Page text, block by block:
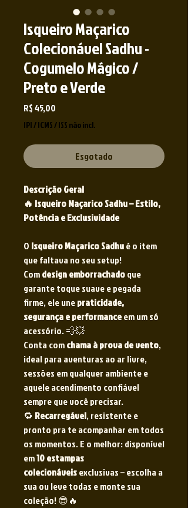
Isqueiro Maçarico
Colecionável Sadhu -
Cogumelo Mágico /
Preto e Verde
R$ 45,00
IPI / ICMS / ISS não incl.
Esgotado
Descrição Geral
🔥 Isqueiro Maçarico Sadhu – Estilo,
Potência e Exclusividade
O Isqueiro Maçarico Sadhué o item
que faltava no seu setup!
Comdesign emborrachadoque
garante toque suave e pegada
firme, ele unepraticidade,
segurança e performanceem um só
acessório. 💨💥
Conta comchama à prova de vento,
ideal para aventuras ao ar livre,
sessões em qualquer ambiente e
aquele acendimento confiável
sempre que você precisar.
🔁 Recarregável, resistente e
pronto pra te acompanhar em todos
os momentos. E o melhor: disponível
em10 estampas
colecionáveisexclusivas – escolha a
sua ou leve todas e monte sua
coleção! 😎🔥